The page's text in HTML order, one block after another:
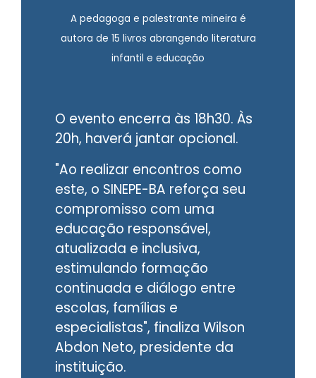
A pedagoga e palestrante mineira é
autora de 15 livros abrangendo literatura
infantil e educação
O evento encerra às 18h30. Às
20h, haverá jantar opcional.
"Ao realizar encontros como
este, o SINEPE-BA reforça seu
compromisso com uma
educação responsável,
atualizada e inclusiva,
estimulando formação
continuada e diálogo entre
escolas, famílias e
especialistas", finaliza Wilson
Abdon Neto, presidente da
instituição.